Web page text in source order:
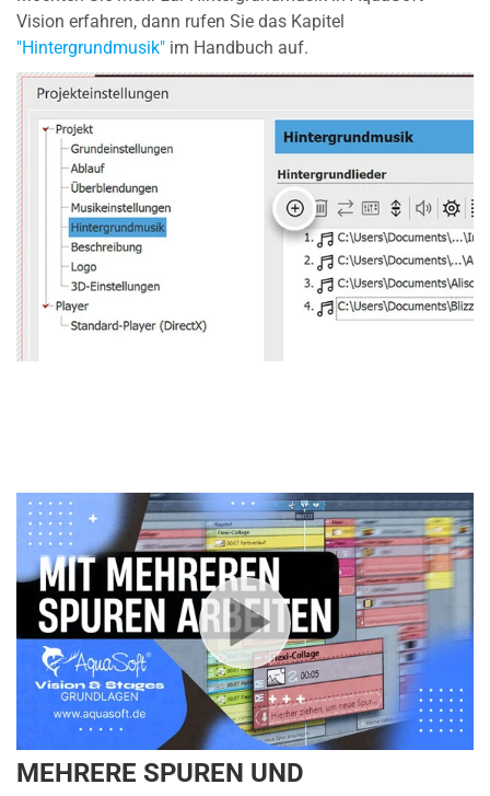
Vision erfahren, dann rufen Sie das Kapitel
"Hintergrundmusik" im Handbuch auf.
MEHRERE SPUREN UND